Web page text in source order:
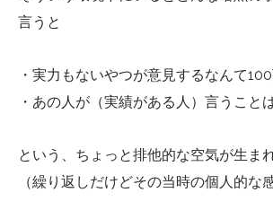
言うと
・実力もないやつが意見するなんて
・あの人が（実績がある人）言うこと
という、ちょっと排他的な空気が生ま
（繰り返しだけどその当時の個人的な